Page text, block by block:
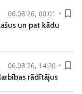
06.08.26, 00:01
un pat kādu
06.08.26, 14:20
rādītājus